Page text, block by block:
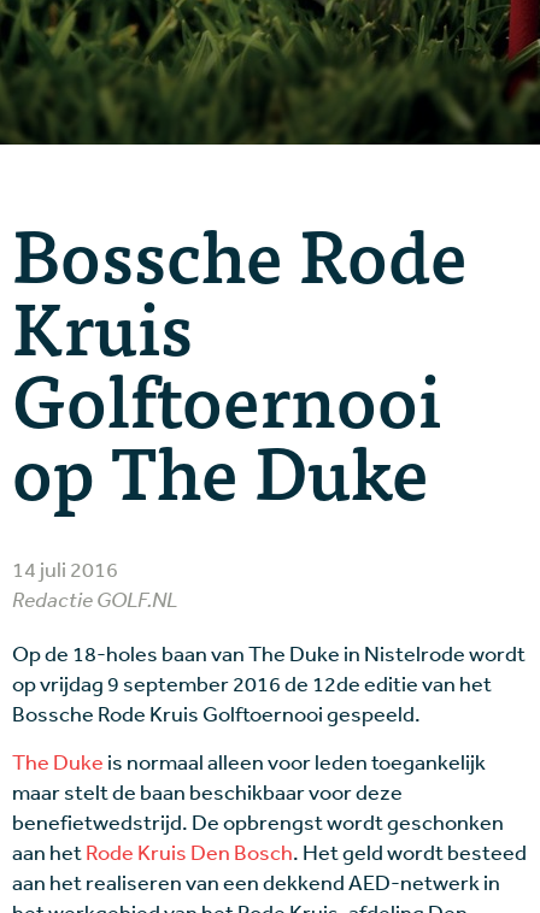
Bossche Rode
Kruis
Golftoernooi
op The Duke
14 juli 2016
Redactie GOLF.NL
Op de 18-holes baan van The Duke in Nistelrode wordt
op vrijdag 9 september 2016 de 12de editie van het
Bossche Rode Kruis Golftoernooi gespeeld.
The Duke is normaal alleen voor leden toegankelijk
maar stelt de baan beschikbaar voor deze
benefietwedstrijd. De opbrengst wordt geschonken
aan hetRode Kruis Den Bosch. Het geld wordt besteed
aan het realiseren van een dekkend AED-netwerk in